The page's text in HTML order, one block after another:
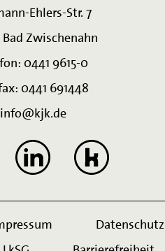
Ehlers-Str. 7
Bad Zwischenahn
0441 9615-0
0441 691448
info@kjk.de
Datenschutz